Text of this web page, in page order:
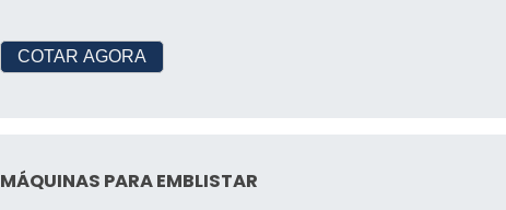
COTAR AGORA
MÁQUINAS PARA EMBLISTAR